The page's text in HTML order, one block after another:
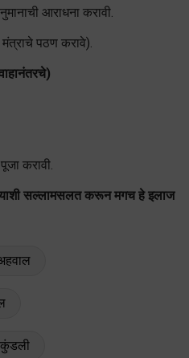
आराधना करावी.
मंत्राचे पठण करावे).
करावी.
सल्लामसलत करून मगच हे इलाज
कुंडली